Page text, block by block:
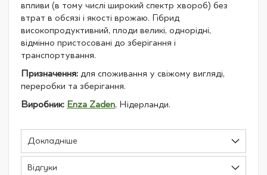
впливи (в тому числі широкий спектр хвороб) без
втрат в обсязі і якості врожаю. Гібрид
високопродуктивний, плоди великі, однорідні,
відмінно пристосовані до зберігання і
транспортування.
Призначення: для споживання у свіжому вигляді,
переробки та зберігання.
Виробник: Enza Zaden, Нідерланди.
Докладніше
Відгуки